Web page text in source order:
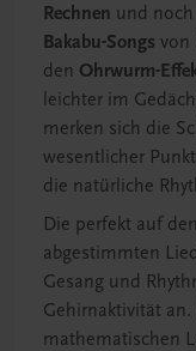
Rechnen und
Bakabu-Songs von
den Ohrwurm-
leichter im
merken sich die
wesentlicher
die natürliche
Die perfekt auf
abgestimmten
Gesang und
Gehirnaktivität
mathematischen